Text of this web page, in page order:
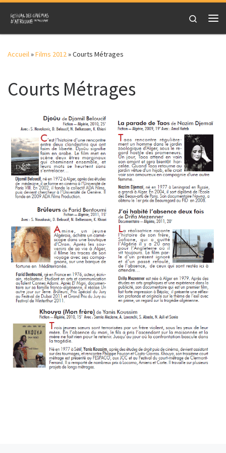
Skip to content
Search
Accueil»Films 2012»Courts Métrages
Courts Métrages